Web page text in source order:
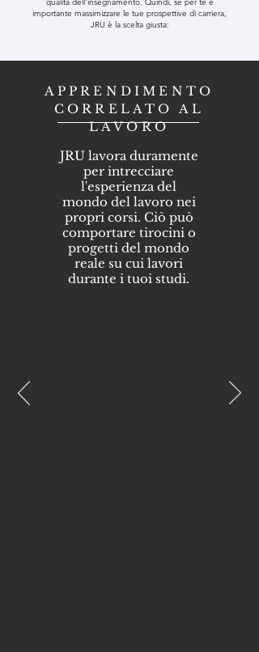
importante massimizzare le tue prospettive di carriera,
JRU è la scelta giusta:
JRU lavora duramente
per intrecciare
l'esperienza del
mondo del lavoro nei
propri corsi. Ciò può
comportare tirocini o
progetti del mondo
reale su cui lavori
durante i tuoi studi.
APPRENDIMENTO
CORRELATO AL
LAVORO